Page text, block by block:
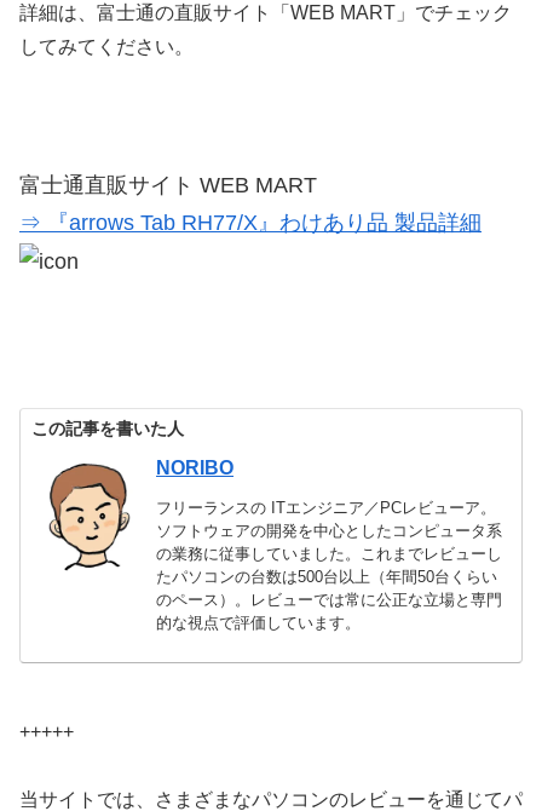
詳細は、富士通の直販サイト「WEB MART」でチェック
してみてください。
富士通直販サイト WEB MART
⇒ 『arrows Tab RH77/X』わけあり品 製品詳細
この記事を書いた人
NORIBO
フリーランスの ITエンジニア／PCレビューア。
ソフトウェアの開発を中心としたコンピュータ系
の業務に従事していました。これまでレビューし
たパソコンの台数は500台以上（年間50台くらい
のペース）。レビューでは常に公正な立場と専門
的な視点で評価しています。
+++++
当サイトでは、さまざまなパソコンのレビューを通じてパ